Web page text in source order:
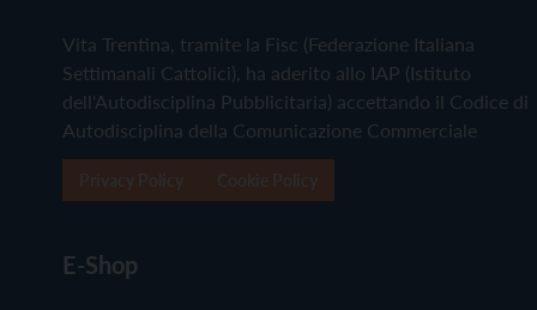
Vita Trentina, tramite la Fisc (Federazione Italiana
Settimanali Cattolici), ha aderito allo IAP (Istituto
dell'Autodisciplina Pubblicitaria) accettando il Codice di
Autodisciplina della Comunicazione Commerciale
E-Shop